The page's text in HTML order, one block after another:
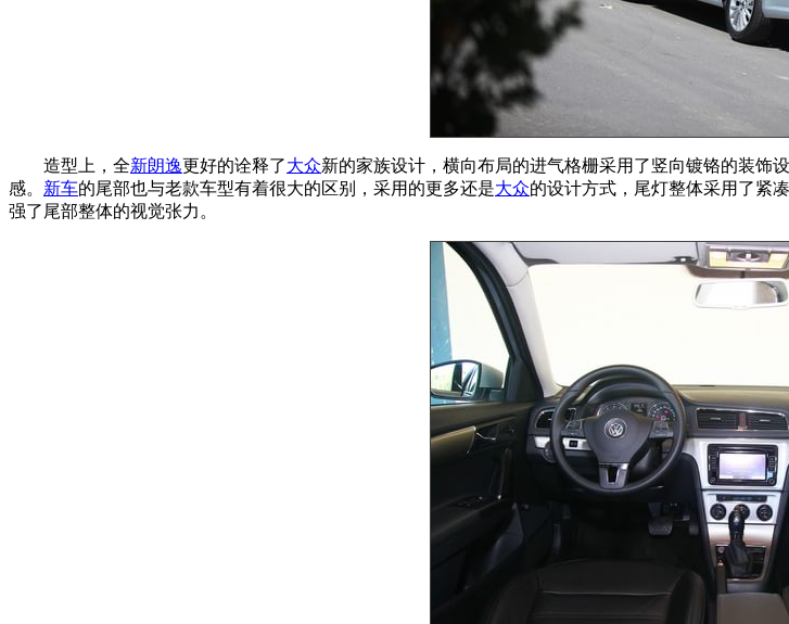
造型上，全新朗逸更好的诠释了大众新的家族设计，横向布局的进气格栅采用了竖向镀铬的装饰
感。 新车的尾部也与老款车型有着很大的区别，采用的更多还是大众的设计方式，尾灯整体采用了紧
强了尾部整体的视觉张力。